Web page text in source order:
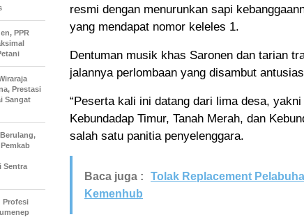
resmi dengan menurunkan sapi
yang mendapat nomor keleles 1.
Dentuman musik khas Saronen dan tarian
jalannya perlombaan yang disambut
“Peserta kali ini datang dari lima desa, yakni
Kebundadap Timur, Tanah Merah, dan
salah satu panitia penyelenggara.
Baca juga :
Tolak Replacement
Kemenhub
PPR
Prestasi
Sangat
Sentra
Profesi